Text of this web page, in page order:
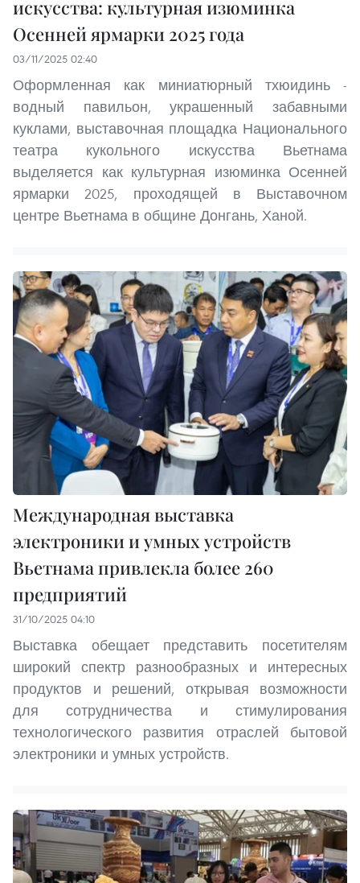
искусства: культурная изюминка
Осенней ярмарки 2025 года
03/11/2025 02:40
Оформленная как миниатюрный тхюидинь -
водный павильон, украшенный забавными
куклами, выставочная площадка Национального
театра кукольного искусства Вьетнама
выделяется как культурная изюминка Осенней
ярмарки 2025, проходящей в Выставочном
центре Вьетнама в общине Донгань, Ханой.
Международная выставка
электроники и умных устройств
Вьетнама привлекла более 260
предприятий
31/10/2025 04:10
Выставка обещает представить посетителям
широкий спектр разнообразных и интересных
продуктов и решений, открывая возможности
для сотрудничества и стимулирования
технологического развития отраслей бытовой
электроники и умных устройств.